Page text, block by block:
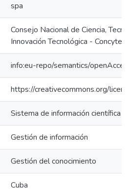
spa
Consejo Nacional de Ciencia,
Innovación Tecnológica - Concytec
info:eu-repo/semantics/
https://creativecommons.org/
Sistema de información científica
Gestión de información
Gestión del conocimiento
Cuba